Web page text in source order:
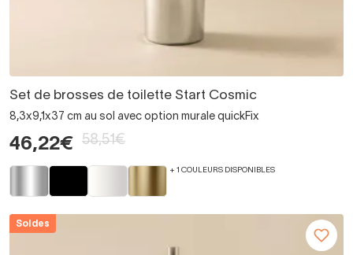
Set de brosses de toilette Start Cosmic
8,3x9,1x37 cm au sol avec option murale quickFix
46,22€ 58,51€
+ 1 COULEURS DISPONIBLES
Soldes